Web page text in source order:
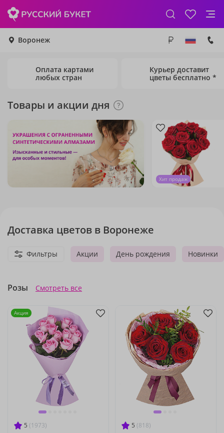
Воронеж
Оплата картами
любых стран
Курьер доставит
цветы бесплатно *
Товары и акции дня
Хит продаж
Доставка цветов в Воронеже
Акции День рождения Новинки
Фильтры
Розы Смотреть все
5 (1973)
Акция
5 (818)